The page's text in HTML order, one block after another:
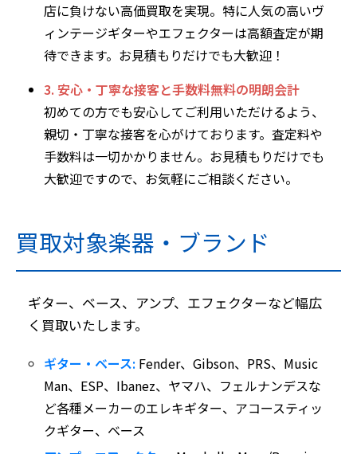
店に負けない高価買取を実現。特に人気の高いヴ
ィンテージギターやエフェクターは高額査定が期
待できます。お見積もりだけでも大歓迎！
3. 安心・丁寧な接客と手数料無料の明朗会計
初めての方でも安心してご利用いただけるよう、
親切・丁寧な接客を心がけております。査定料や
手数料は一切かかりません。お見積もりだけでも
大歓迎ですので、お気軽にご相談ください。
買取対象楽器・ブランド
ギター、ベース、アンプ、エフェクターなど幅広
く買取いたします。
ギター・ベース: Fender、Gibson、PRS、Music
Man、ESP、Ibanez、ヤマハ、フェルナンデスな
ど各種メーカーのエレキギター、アコースティッ
クギター、ベース